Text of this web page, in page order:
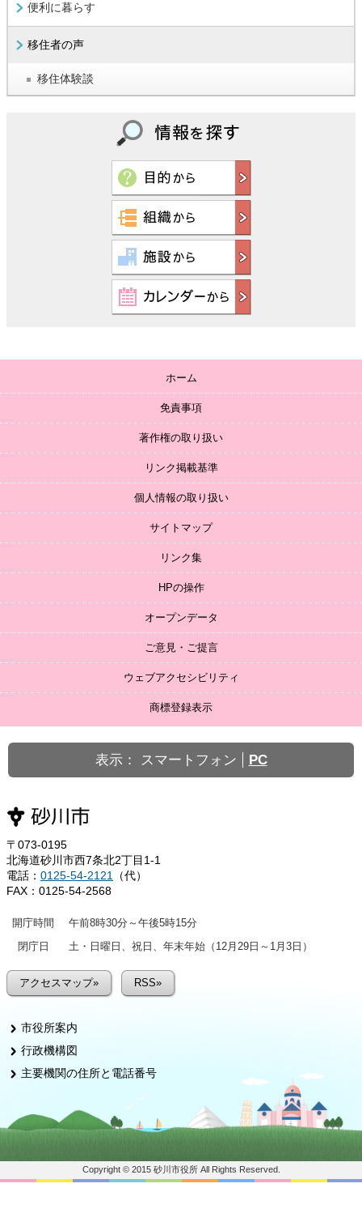
便利に暮らす
移住者の声
移住体験談
ホーム
免責事項
著作権の取り扱い
リンク掲載基準
個人情報の取り扱い
サイトマップ
リンク集
HPの操作
オープンデータ
ご意見・ご提言
ウェブアクセシビリティ
商標登録表示
表示： スマートフォン PC
〒073-0195
北海道砂川市西7条北2丁目1-1
電話： 0125-54-2121
（代）
FAX：0125-54-2568
開庁時間
午前8時30分～午後5時15分
閉庁日
土・日曜日、祝日、年末年始（12月29日～1月3日）
アクセスマップ» RSS»
市役所案内
行政機構図
主要機関の住所と電話番号
Copyright © 2015 砂川市役所 All Rights Reserved.